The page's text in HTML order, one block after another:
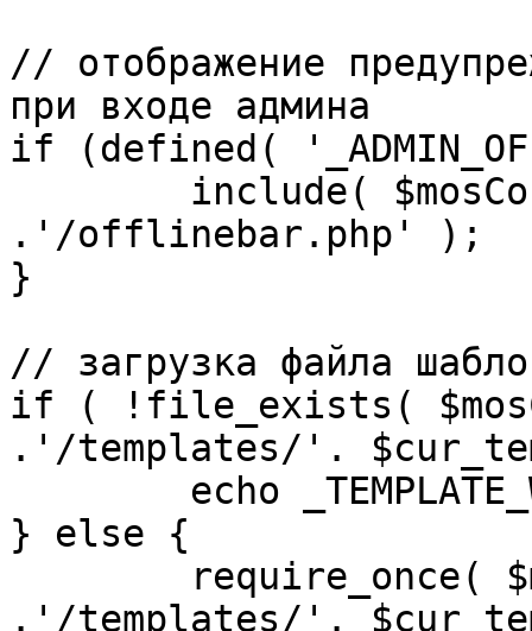
// отображение
при входе админа
if (defined(
.'/offlinebar.php' );
}
// загрузка файла
if ( !file_exists(
.'/templates/'.
} else {
.'/templates/'.